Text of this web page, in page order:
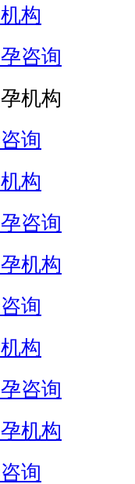
构
咨询
机构
询
构
咨询
机构
询
构
咨询
机构
询